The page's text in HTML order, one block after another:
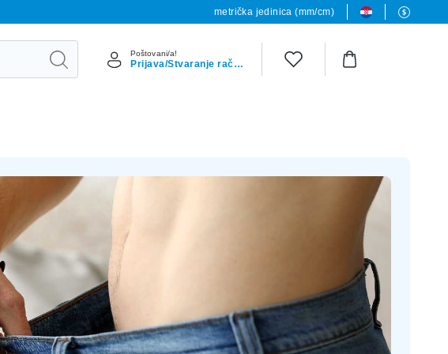
metrička jedinica (mm/cm)
Poštovani/a!
Prijava/Stvaranje računa